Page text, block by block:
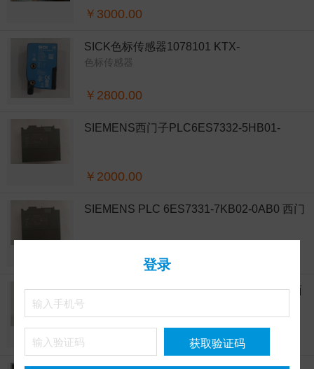
￥3000.00
SICK色标传感器1078101 KTX-
WP91141242ZZZZZZZZZZZZZZZ1
色标传感器
￥2800.00
SIEMENS西门子PLC6ES7332-5HB01-
￥2000.00
SIEMENS PLC 6ES7331-7KB02-0AB0 西门
6AV2124-0JC01-0AX0 西门子TP900精智面
登录